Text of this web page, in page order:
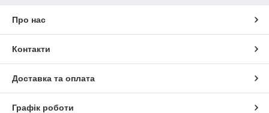
Про нас
Контакти
Доставка та оплата
Графік роботи